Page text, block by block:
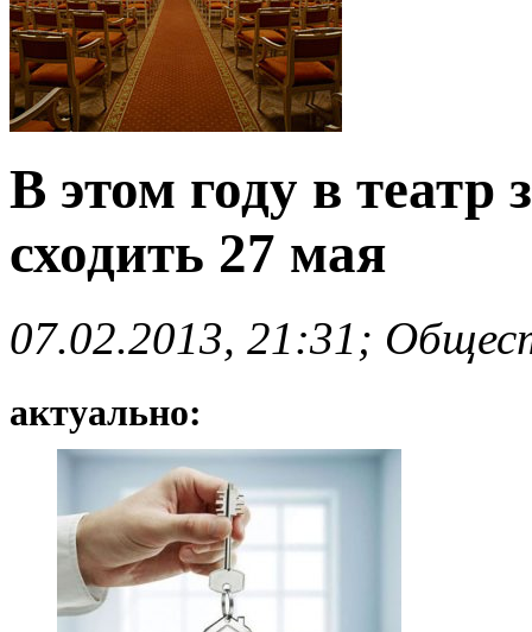
В этом году в театр
сходить 27 мая
07.02.2013, 21:31;
актуально: